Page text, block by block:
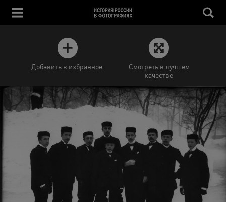
Добавить в избранное
Смотреть в лучшем
качестве